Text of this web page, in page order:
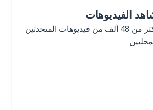
الفيديوهات
أكثر من 48 ألف من فيديوهات المتحدثين